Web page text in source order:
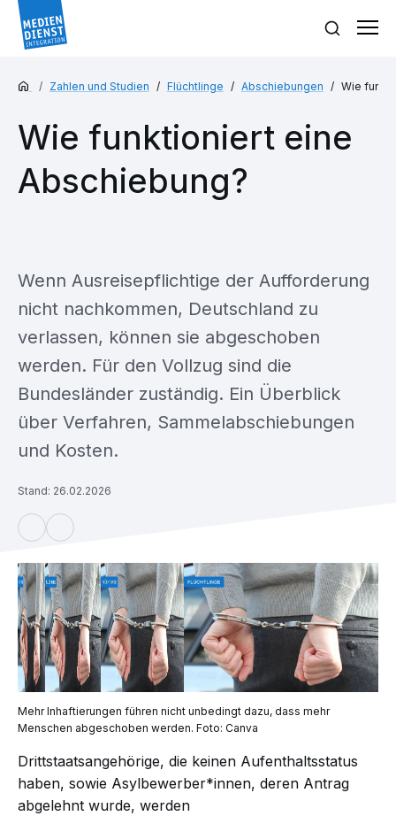
Zahlen und Studien Flüchtlinge Abschiebungen Wie
Wie funktioniert eine
Abschiebung?
Mehr Inhaftierungen führen nicht unbedingt dazu, dass mehr
Menschen abgeschoben werden. Foto: Canva
Wenn Ausreisepflichtige der Aufforderung
nicht nachkommen, Deutschland zu
verlassen, können sie abgeschoben
werden. Für den Vollzug sind die
Bundesländer zuständig. Ein Überblick
über Verfahren, Sammelabschiebungen
und Kosten.
Stand: 26.02.2026
Drittstaatsangehörige, die keinen Aufenthaltsstatus
haben, sowie Asylbewerber*innen, deren Antrag
abgelehnt wurde, werden